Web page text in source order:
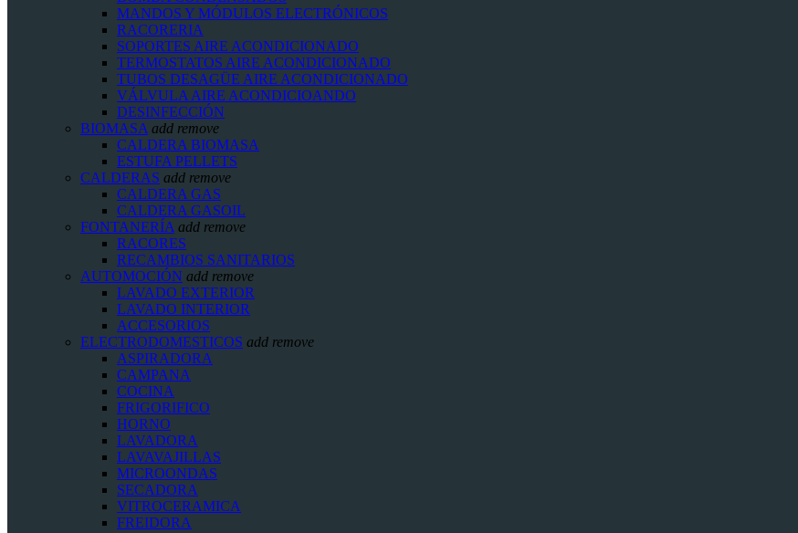
MANDOS Y MÓDULOS ELECTRÓNICOS
RACORERIA
SOPORTES AIRE ACONDICIONADO
TERMOSTATOS AIRE ACONDICIONADO
TUBOS DESAGÜE AIRE ACONDICIONADO
VÁLVULA AIRE ACONDICIOANDO
DESINFECCIÓN
BIOMASA add remove
CALDERA BIOMASA
ESTUFA PELLETS
CALDERAS add remove
CALDERA GAS
CALDERA GASOIL
FONTANERÍA add remove
RACORES
RECAMBIOS SANITARIOS
AUTOMOCIÓN add remove
LAVADO EXTERIOR
LAVADO INTERIOR
ACCESORIOS
ELECTRODOMESTICOS add remove
ASPIRADORA
CAMPANA
COCINA
FRIGORIFICO
HORNO
LAVADORA
LAVAVAJILLAS
MICROONDAS
SECADORA
VITROCERAMICA
FREIDORA